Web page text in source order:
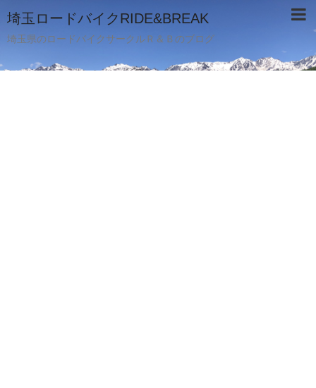
埼玉ロードバイクRIDE&BREAK
埼玉県のロードバイクサークルＲ＆Ｂのブログ